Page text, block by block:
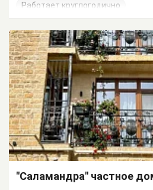
Работает круглогодично
"Саламандра" частное